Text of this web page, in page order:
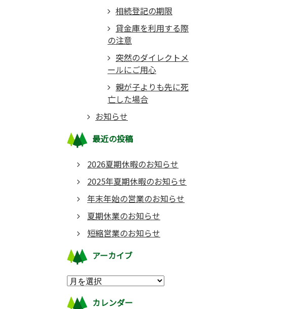
相続登記の期限
貸金庫を利用する際
の注意
突然のダイレクトメ
ールにご用心
親が子よりも先に死
亡した場合
お知らせ
最近の投稿
2026夏期休暇のお知らせ
2025年夏期休暇のお知らせ
年末年始の営業のお知らせ
夏期休業のお知らせ
短縮営業のお知らせ
アーカイブ
カレンダー